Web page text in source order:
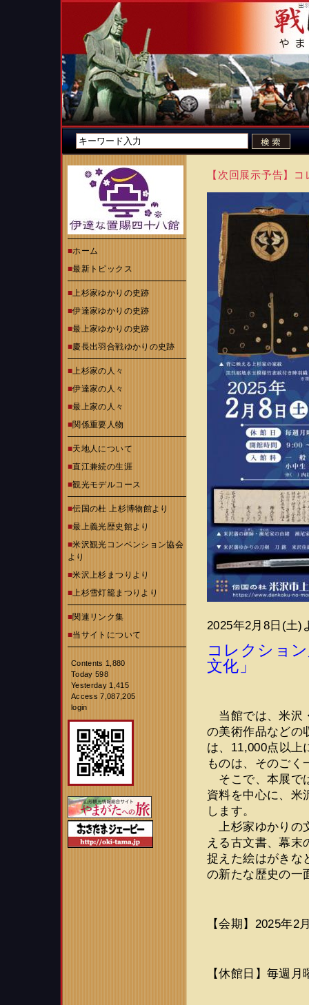
■ホーム
■最新トピックス
■上杉家ゆかりの史跡
■伊達家ゆかりの史跡
■最上家ゆかりの史跡
■慶長出羽合戦ゆかりの史跡
■上杉家の人々
■伊達家の人々
■最上家の人々
■関係重要人物
■天地人について
■直江兼続の生涯
■観光モデルコース
■伝国の杜 上杉博物館より
■最上義光歴史館より
■米沢観光コンベンション協会
より
■米沢上杉まつりより
■上杉雪灯籠まつりより
■関連リンク集
■当サイトについて
Contents 1,880
Today 598
Yesterday 1,415
Access 7,087,205
login
【次回展示予告】
2025年2月8日(土)
コレクショ
文化」
当館では、米沢
の美術作品などの
は、11,000点以上
ものは、そのごく
そこで、本展で
資料を中心に、米
します。
上杉家ゆかりの
える古文書、幕末
捉えた絵はがきな
の新たな歴史の一
【会期】2025年2
【休館日】毎週